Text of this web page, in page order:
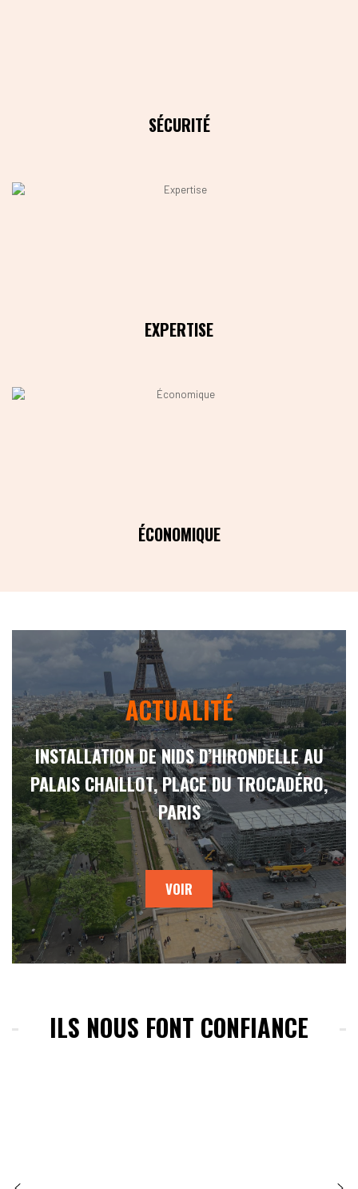
SÉCURITÉ
EXPERTISE
ÉCONOMIQUE
ACTUALITÉ
INSTALLATION DE NIDS D’HIRONDELLE AU
PALAIS CHAILLOT, PLACE DU TROCADÉRO,
PARIS
VOIR
ILS NOUS FONT CONFIANCE